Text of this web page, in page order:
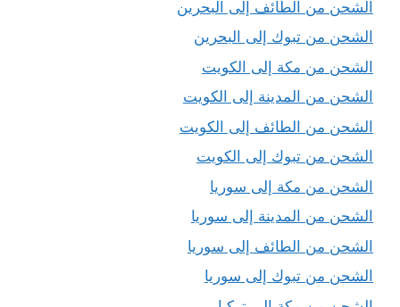
الشحن من الطائف إلى البحرين
الشحن من تبوك إلى البحرين
الشحن من مكة إلى الكويت
الشحن من المدينة إلى الكويت
الشحن من الطائف إلى الكويت
الشحن من تبوك إلى الكويت
الشحن من مكة إلى سوريا
الشحن من المدينة إلى سوريا
الشحن من الطائف إلى سوريا
الشحن من تبوك إلى سوريا